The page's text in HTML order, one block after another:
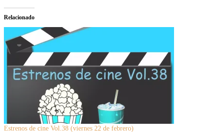
Relacionado
Estrenos de cine Vol.38 (viernes 22 de febrero)